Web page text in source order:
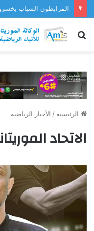
المرابطون الشباب
بحث
الرئيسية / الأخبار الرياضية
الاتحاد